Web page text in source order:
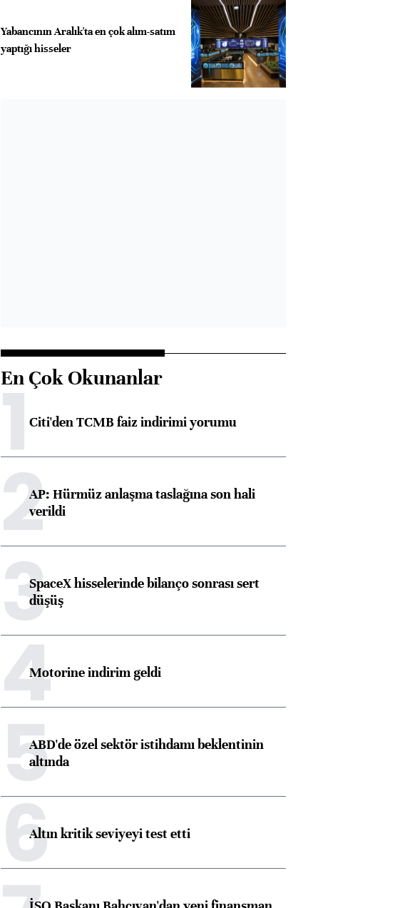
Yabancının Aralık'ta en çok alım-satım
yaptığı hisseler
En Çok Okunanlar
1Citi'den TCMB faiz indirimi yorumu
2AP: Hürmüz anlaşma taslağına son hali
verildi
3SpaceX hisselerinde bilanço sonrası sert
düşüş
4Motorine indirim geldi
5ABD'de özel sektör istihdamı beklentinin
altında
6Altın kritik seviyeyi test etti